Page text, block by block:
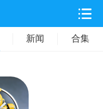
新闻 合集
旅游出行
时尚购物